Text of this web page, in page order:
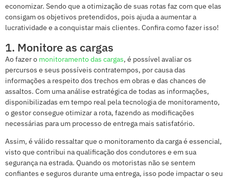
economizar. Sendo que a otimização de suas rotas faz com que elas
consigam os objetivos pretendidos, pois ajuda a aumentar a
lucratividade e a conquistar mais clientes. Confira como fazer isso!
1. Monitore as cargas
Ao fazer o monitoramento das cargas, é possível avaliar os
percursos e seus possíveis contratempos, por causa das
informações a respeito dos trechos em obras e das chances de
assaltos. Com uma análise estratégica de todas as informações,
disponibilizadas em tempo real pela tecnologia de monitoramento,
o gestor consegue otimizar a rota, fazendo as modificações
necessárias para um processo de entrega mais satisfatório.
Assim, é válido ressaltar que o monitoramento da carga é essencial,
visto que contribui na qualificação dos condutores e em sua
segurança na estrada. Quando os motoristas não se sentem
confiantes e seguros durante uma entrega, isso pode impactar o seu